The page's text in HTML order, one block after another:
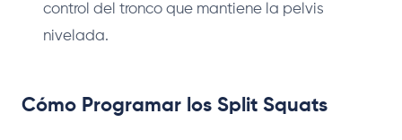
control del tronco que mantiene la pelvis
nivelada.
Cómo Programar los Split Squats